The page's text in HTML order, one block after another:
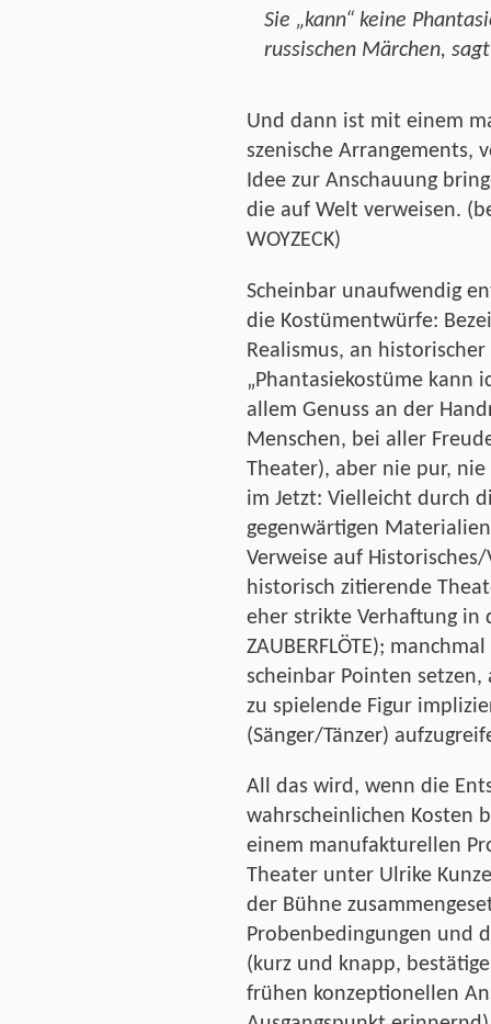
Sie „kann“ keine
russischen Märchen,
Und dann ist mit einem
szenische Arrangements,
Idee zur Anschauung
die auf Welt verweisen.
WOYZECK)
Scheinbar unaufwendig
die Kostümentwürfe:
Realismus, an
„Phantasiekostüme kann
allem Genuss an der
Menschen, bei aller
Theater), aber nie pur,
im Jetzt: Vielleicht durch
gegenwärtigen
Verweise auf
historisch zitierende
eher strikte Verhaftung in
ZAUBERFLÖTE);
scheinbar Pointen
zu spielende Figur
(Sänger/Tänzer)
All das wird, wenn die
wahrscheinlichen Kosten
einem manufakturellen
Theater unter Ulrike
der Bühne
Probenbedingungen und
(kurz und knapp,
frühen konzeptionellen